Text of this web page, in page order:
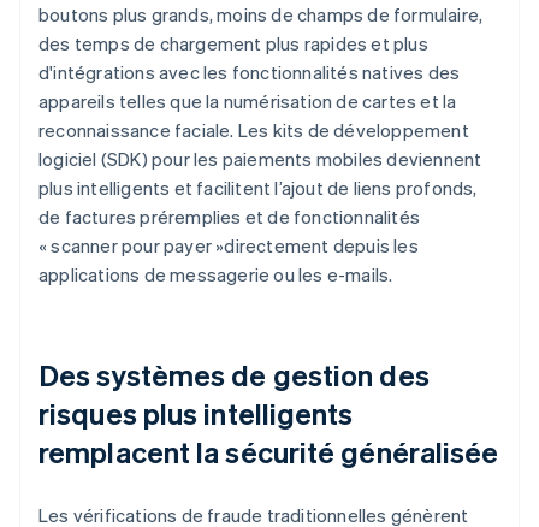
boutons plus grands, moins de champs de formulaire,
des temps de chargement plus rapides et plus
d'intégrations avec les fonctionnalités natives des
appareils telles que la numérisation de cartes et la
reconnaissance faciale. Les kits de développement
logiciel (SDK) pour les paiements mobiles deviennent
plus intelligents et facilitent l’ajout de liens profonds,
de factures préremplies et de fonctionnalités
« scanner pour payer »directement depuis les
applications de messagerie ou les e-mails.
Des systèmes de gestion des
risques plus intelligents
remplacent la sécurité généralisée
Les vérifications de fraude traditionnelles génèrent